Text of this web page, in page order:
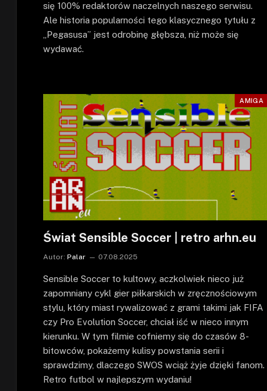
się 100% redaktorów naczelnych naszego serwisu.
Ale historia popularności tego klasycznego tytułu z
„Pegasusa” jest odrobinę głębsza, niż może się
wydawać.
AMIGA
Świat Sensible Soccer | retro arhn.eu
Autor: Palar 07.08.2025
Sensible Soccer to kultowy, aczkolwiek nieco już
zapomniany cykl gier piłkarskich w zręcznościowym
stylu, który miast rywalizować z grami takimi jak FIFA
czy Pro Evolution Soccer, chciał iść w nieco innym
kierunku. W tym filmie cofniemy się do czasów 8-
bitowców, pokażemy kulisy powstania serii i
sprawdzimy, dlaczego SWOS wciąż żyje dzięki fanom.
Retro futbol w najlepszym wydaniu!